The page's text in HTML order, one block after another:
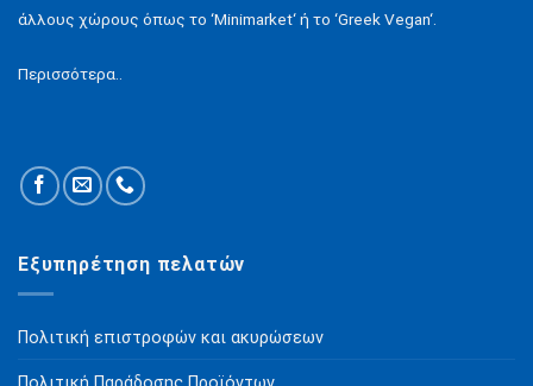
άλλους χώρους όπως το ‘Minimarket‘ ή το ‘Greek Vegan‘.
Περισσότερα..
Εξυπηρέτηση πελατών
Πολιτική επιστροφών και ακυρώσεων